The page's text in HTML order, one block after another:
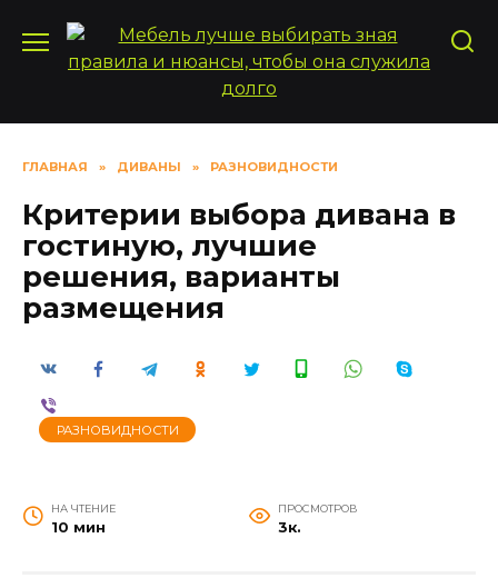
содержанию
ГЛАВНАЯ » ДИВАНЫ » РАЗНОВИДНОСТИ
Критерии выбора дивана в
гостиную, лучшие
решения, варианты
размещения
РАЗНОВИДНОСТИ
НА ЧТЕНИЕ
10 мин
ПРОСМОТРОВ
3к.